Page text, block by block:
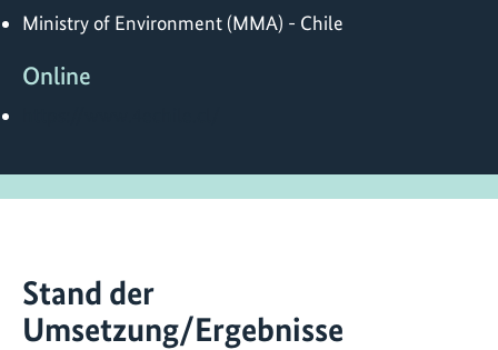
Ministry of Environment (MMA) - Chile
Online
Stand der
Umsetzung/Ergebnisse